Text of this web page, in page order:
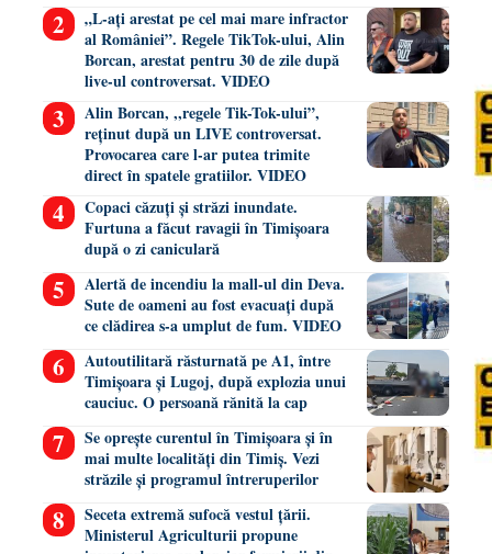
„L-ați arestat pe cel mai mare infractor
al României”. Regele TikTok-ului, Alin
Borcan, arestat pentru 30 de zile după
live-ul controversat. VIDEO
Alin Borcan, ,,regele Tik-Tok-ului”,
reținut după un LIVE controversat.
Provocarea care l-ar putea trimite
direct în spatele gratiilor. VIDEO
Copaci căzuți și străzi inundate.
Furtuna a făcut ravagii în Timișoara
după o zi caniculară
Alertă de incendiu la mall-ul din Deva.
Sute de oameni au fost evacuați după
ce clădirea s-a umplut de fum. VIDEO
Autoutilitară răsturnată pe A1, între
Timișoara și Lugoj, după explozia unui
cauciuc. O persoană rănită la cap
Se oprește curentul în Timișoara și în
mai multe localități din Timiș. Vezi
străzile și programul întreruperilor
Seceta extremă sufocă vestul țării.
Ministerul Agriculturii propune